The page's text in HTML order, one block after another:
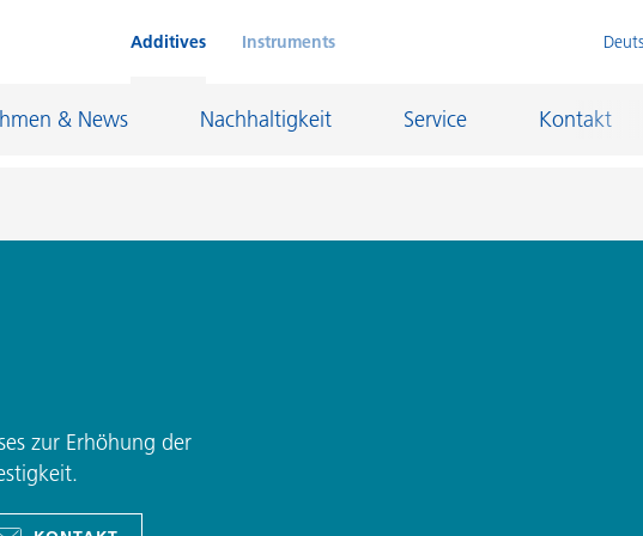
Additives Instruments
& News Nachhaltigkeit Service Kontakt
zur Erhöhung der